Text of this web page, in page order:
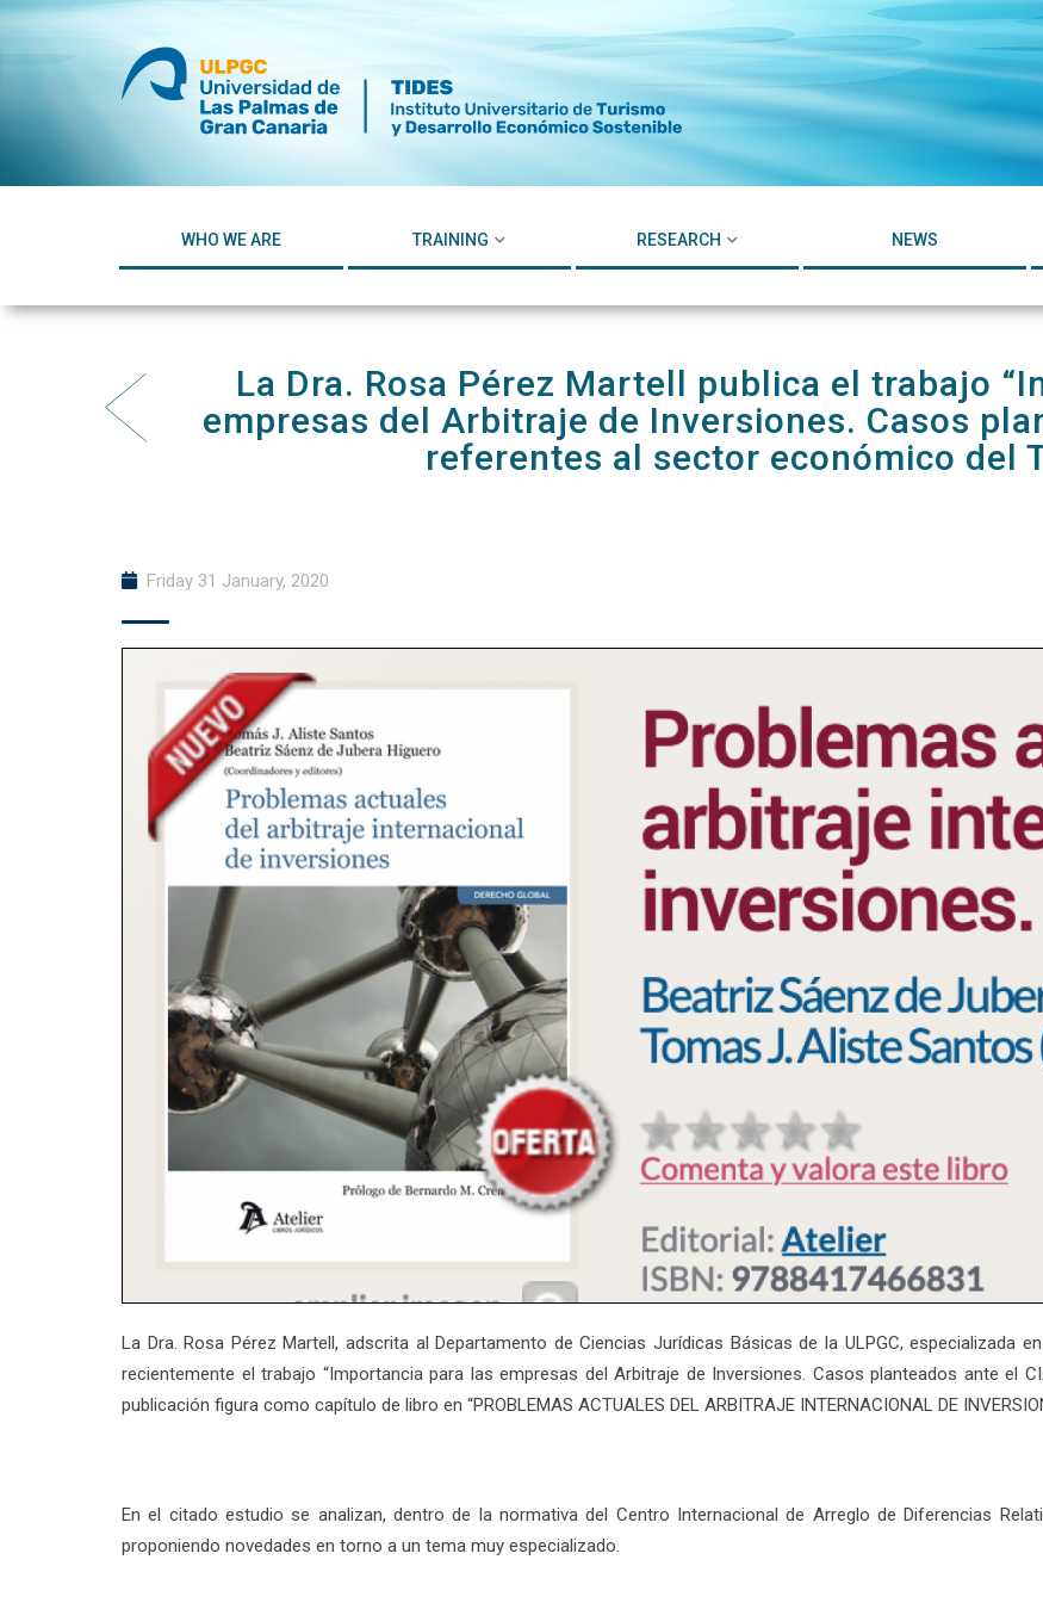
Skip
WHO WE ARE TRAINING RESEARCH NEWS
La Dra. Rosa Pérez Martell publica el trabajo
empresas del Arbitraje de Inversiones. Casos
referentes al sector económico del
Friday 31 January, 2020
La Dra. Rosa Pérez Martell, adscrita al Departamento de Ciencias Jurídicas Básicas de la ULPGC, especializada
recientemente el trabajo “Importancia para las empresas del Arbitraje de Inversiones. Casos planteados ante el
publicación figura como capítulo de libro en “PROBLEMAS ACTUALES DEL ARBITRAJE INTERNACIONAL DE
En el citado estudio se analizan, dentro de la normativa del Centro Internacional de Arreglo de Diferencias
proponiendo novedades en torno a un tema muy especializado.